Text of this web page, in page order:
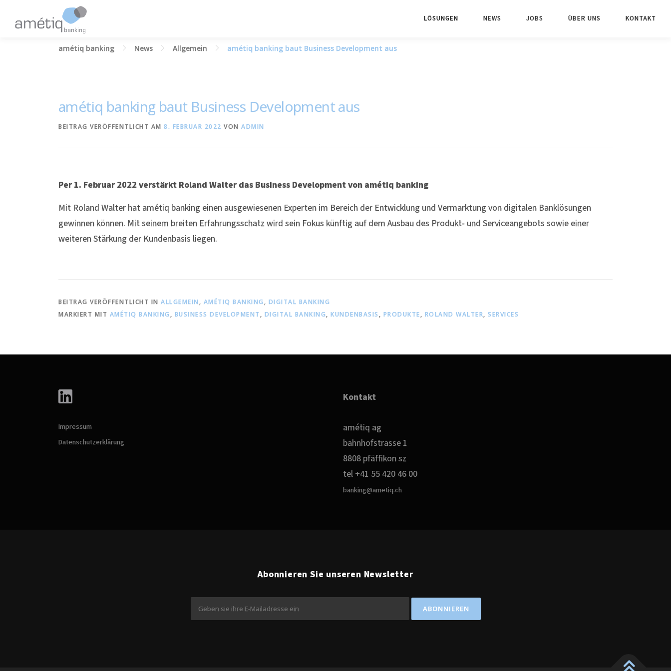
springen
LÖSUNGEN NEWS JOBS ÜBER UNS KONTAKT
amétiq banking News Allgemein amétiq banking baut Business Development aus
amétiq banking baut Business Development aus
BEITRAG VERÖFFENTLICHT AM 8. FEBRUAR 2022 VON ADMIN
Per 1. Februar 2022 verstärkt Roland Walter das Business Development von amétiq banking
Mit Roland Walter hat amétiq banking einen ausgewiesenen Experten im Bereich der Entwicklung und Vermarktung von digitalen Banklösungen
gewinnen können. Mit seinem breiten Erfahrungsschatz wird sein Fokus künftig auf dem Ausbau des Produkt- und Serviceangebots sowie einer
weiteren Stärkung der Kundenbasis liegen.
BEITRAG VERÖFFENTLICHT IN ALLGEMEIN, AMÉTIQ BANKING, DIGITAL BANKING
MARKIERT MIT AMÉTIQ BANKING, BUSINESS DEVELOPMENT, DIGITAL BANKING, KUNDENBASIS, PRODUKTE, ROLAND WALTER, SERVICES
Impressum
Datenschutzerklärung
Kontakt
amétiq ag
bahnhofstrasse 1
8808 pfäffikon sz
tel +41 55 420 46 00
banking@ametiq.ch
Abonnieren Sie unseren Newsletter